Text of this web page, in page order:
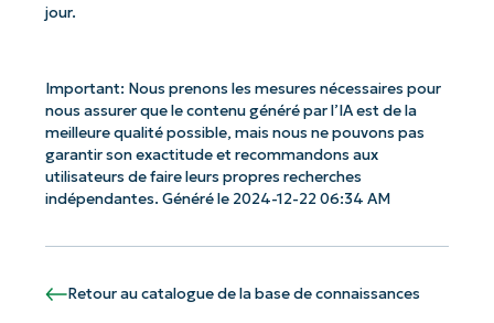
jour.
Important: Nous prenons les mesures nécessaires pour
nous assurer que le contenu généré par l’IA est de la
meilleure qualité possible, mais nous ne pouvons pas
garantir son exactitude et recommandons aux
utilisateurs de faire leurs propres recherches
indépendantes. Généré le 2024-12-22 06:34 AM
Retour au catalogue de la base de connaissances
Commencez avec les analyses de KB
pilotées par l'IA de NinjaOne !
name*
Business